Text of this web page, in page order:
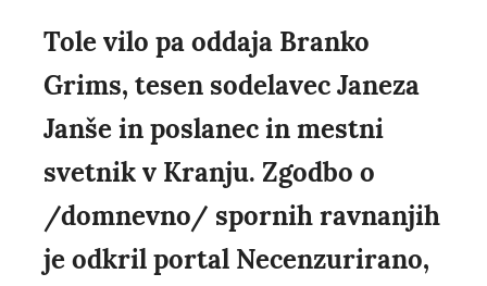
Tole vilo pa oddaja Branko
Grims, tesen sodelavec Janeza
Janše in poslanec in mestni
svetnik v Kranju. Zgodbo o
/domnevno/ spornih ravnanjih
je odkril portal Necenzurirano,